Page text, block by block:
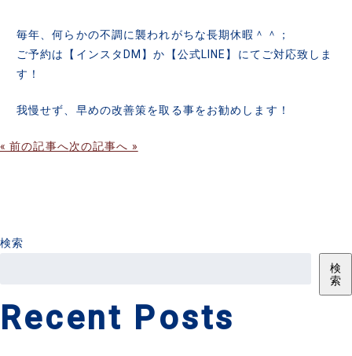
毎年、何らかの不調に襲われがちな長期休暇＾＾；
ご予約は【インスタDM】か【公式LINE】にてご対応致しま
す！
我慢せず、早めの改善策を取る事をお勧めします！
« 前の記事へ次の記事へ »
検索
検
索
Recent Posts